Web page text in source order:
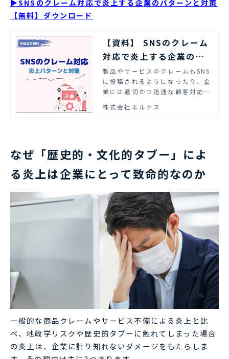
▶SNSのクレーム対応で炎上する企業のパターンと対策
【無料】ダウンロード
【資料】 SNSのクレーム
対応で炎上する企業のパ
ターンと対策 | エルテス
製品やサービスのクレームもSNS
に投稿されるようになった今、企
業には適切かつ迅速な顧客対応が
料では、SNSのクレーム対応の炎
株式会社エルテス
なぜ「歴史的・文化的タブー」によ
る炎上は企業にとって致命的なのか
一般的な商品クレームやサービス不備による炎上と比
べ、地政学リスクや歴史的タブーに触れてしまった場合
の炎上は、企業に計り知れないダメージをもたらしま